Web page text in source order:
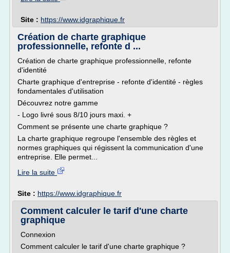
Site : https://www.idgraphique.fr
Création de charte graphique
professionnelle, refonte d ...
Création de charte graphique professionnelle, refonte
d'identité
Charte graphique d'entreprise - refonte d'identité - règles
fondamentales d'utilisation
Découvrez notre gamme
- Logo livré sous 8/10 jours maxi. +
Comment se présente une charte graphique ?
La charte graphique regroupe l'ensemble des règles et
normes graphiques qui régissent la communication d'une
entreprise. Elle permet...
Lire la suite
Site : https://www.idgraphique.fr
Comment calculer le tarif d'une charte
graphique
Connexion
Comment calculer le tarif d'une charte graphique ?